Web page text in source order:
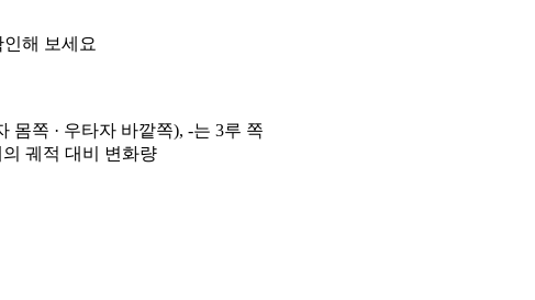
해 보세요
몸쪽 · 우타자 바깥쪽), -는 3루 쪽
궤적 대비 변화량